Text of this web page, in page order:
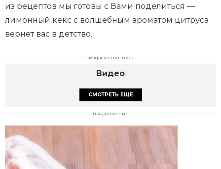
из рецептов мы готовы с Вами поделиться —
лимонный кекс с волшебным ароматом цитруса
вернет вас в детство.
ПРОДОЛЖЕНИЕ НИЖЕ
Видео
СМОТРЕТЬ ЕЩЕ
ПРОДОЛЖЕНИЕ